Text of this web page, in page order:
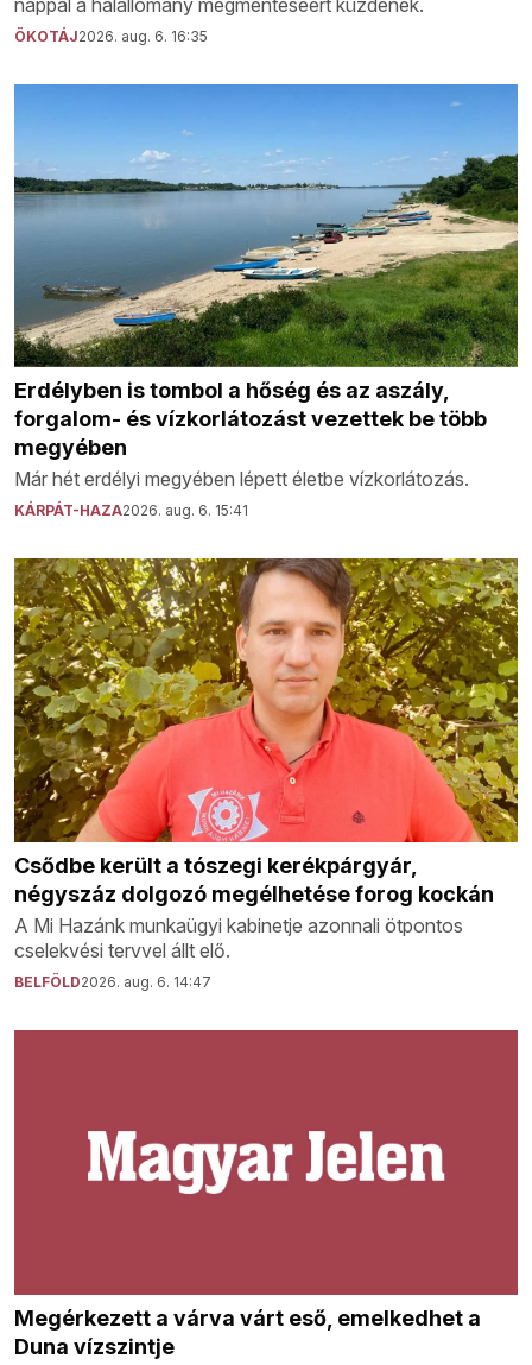
ÖKOTÁJ2026. aug. 6. 16:35
Erdélyben is tombol a hőség és az aszály,
forgalom- és vízkorlátozást vezettek be több
megyében
Már hét erdélyi megyében lépett életbe vízkorlátozás.
KÁRPÁT-HAZA2026. aug. 6. 15:41
Csődbe került a tószegi kerékpárgyár,
négyszáz dolgozó megélhetése forog kockán
A Mi Hazánk munkaügyi kabinetje azonnali ötpontos
cselekvési tervvel állt elő.
BELFÖLD2026. aug. 6. 14:47
Megérkezett a várva várt eső, emelkedhet a
Duna vízszintje